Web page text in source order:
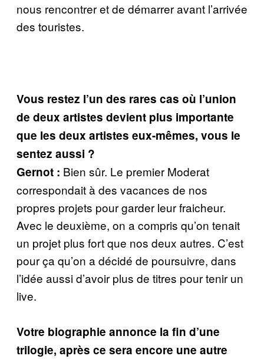
nous rencontrer et de démarrer avant l’arrivée
des touristes.
Vous restez l’un des rares cas où l’union
de deux artistes devient plus importante
que les deux artistes eux-mêmes, vous le
sentez aussi ?
Gernot : Bien sûr. Le premier Moderat
correspondait à des vacances de nos
propres projets pour garder leur fraicheur.
Avec le deuxième, on a compris qu’on tenait
un projet plus fort que nos deux autres. C’est
pour ça qu’on a décidé de poursuivre, dans
l’idée aussi d’avoir plus de titres pour tenir un
live.
Votre biographie annonce la fin d’une
trilogie, après ce sera encore une autre